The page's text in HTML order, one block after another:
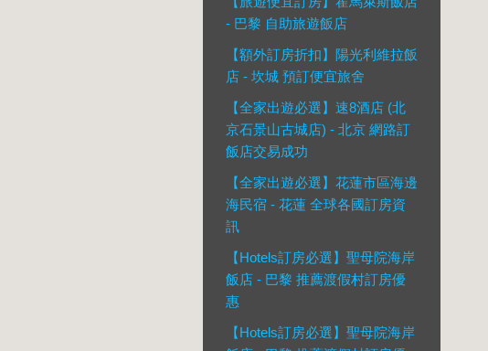
- 巴黎 自助旅遊飯店
【額外訂房折扣】陽光利維拉飯
店 - 坎城 預訂便宜旅舍
【全家出遊必選】速8酒店 (北
京石景山古城店) - 北京 網路訂
飯店交易成功
【全家出遊必選】花蓮市區海邊
海民宿 - 花蓮 全球各國訂房資
訊
【Hotels訂房必選】聖母院海岸
飯店 - 巴黎 推薦渡假村訂房優
惠
【Hotels訂房必選】聖母院海岸